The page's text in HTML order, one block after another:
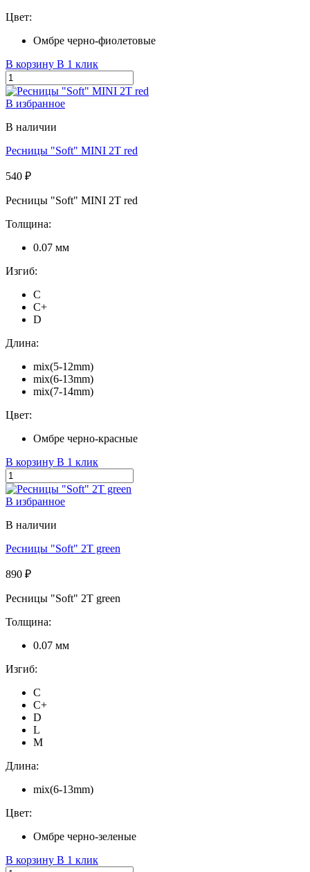
Цвет:
Омбре черно-фиолетовые
В корзину В 1 клик
В избранное
В наличии
Ресницы "Soft" MINI 2T red
540 ₽
Ресницы "Soft" MINI 2T red
Толщина:
0.07 мм
Изгиб:
C
C+
D
Длина:
mix(5-12mm)
mix(6-13mm)
mix(7-14mm)
Цвет:
Омбре черно-красные
В корзину В 1 клик
В избранное
В наличии
Ресницы "Soft" 2T green
890 ₽
Ресницы "Soft" 2T green
Толщина:
0.07 мм
Изгиб:
C
C+
D
L
M
Длина:
mix(6-13mm)
Цвет:
Омбре черно-зеленые
В корзину В 1 клик